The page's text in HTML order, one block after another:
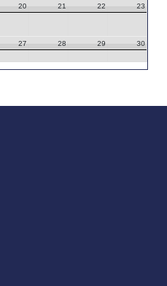
20 21 22 23
27 28 29 30